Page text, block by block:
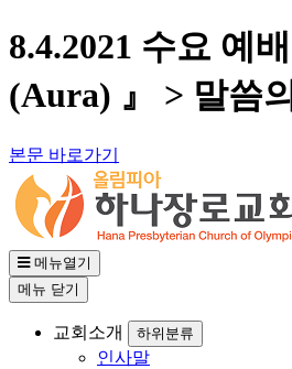
8.4.2021 수요 예
(Aura) 』 > 말씀
본문 바로가기
메뉴열기
메뉴 닫기
교회소개 하위분류
인사말